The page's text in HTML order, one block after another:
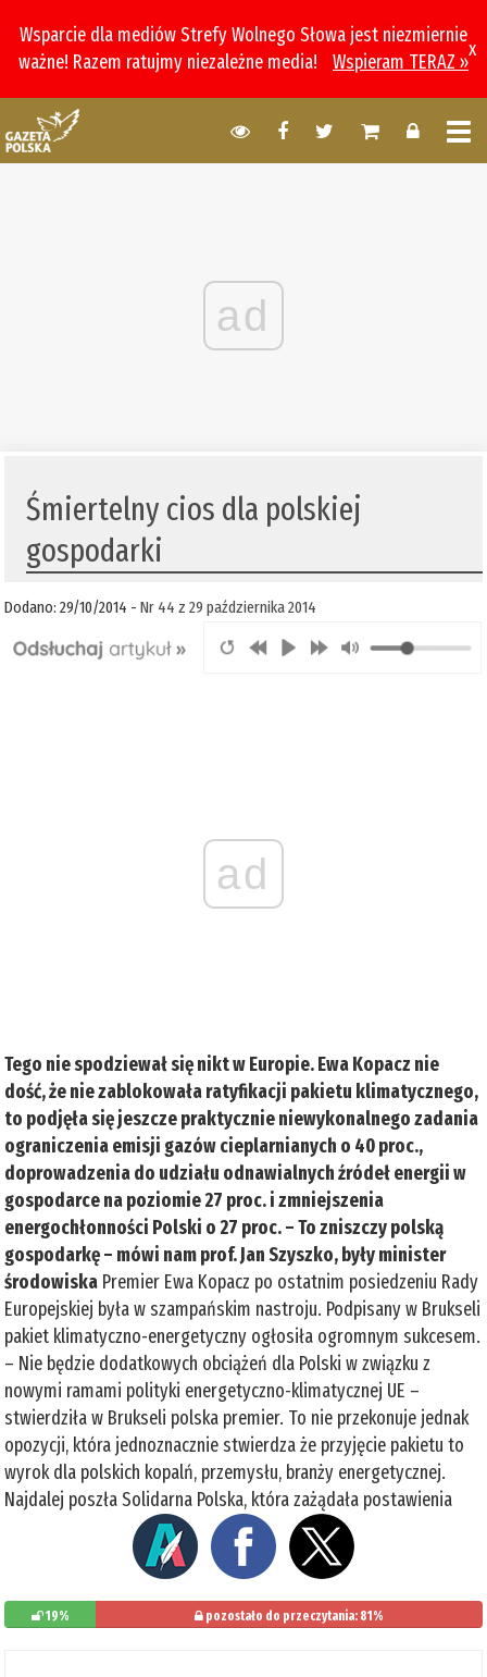
Wsparcie dla mediów Strefy Wolnego Słowa jest niezmiernie
ważne! Razem ratujmy niezależne media!
Wspieram TERAZ »
x
ad
Śmiertelny cios dla polskiej
gospodarki
Dodano: 29/10/2014 -Nr 44 z 29 października 2014
ad
Tego nie spodziewał się nikt w Europie. Ewa Kopacz nie
dość, że nie zablokowała ratyfikacji pakietu klimatycznego,
to podjęła się jeszcze praktycznie niewykonalnego zadania
ograniczenia emisji gazów cieplarnianych o 40 proc.,
doprowadzenia do udziału odnawialnych źródeł energii w
gospodarce na poziomie 27 proc. i zmniejszenia
energochłonności Polski o 27 proc. – To zniszczy polską
gospodarkę – mówi nam prof. Jan Szyszko, były minister
środowiska Premier Ewa Kopacz po ostatnim posiedzeniu Rady
Europejskiej była w szampańskim nastroju. Podpisany w Brukseli
pakiet klimatyczno-energetyczny ogłosiła ogromnym sukcesem.
– Nie będzie dodatkowych obciążeń dla Polski w związku z
nowymi ramami polityki energetyczno-klimatycznej UE –
stwierdziła w Brukseli polska premier. To nie przekonuje jednak
opozycji, która jednoznacznie stwierdza że przyjęcie pakietu to
wyrok dla polskich kopalń, przemysłu, branży energetycznej.
Najdalej poszła Solidarna Polska, która zażądała postawienia
19% pozostało do przeczytania: 81%